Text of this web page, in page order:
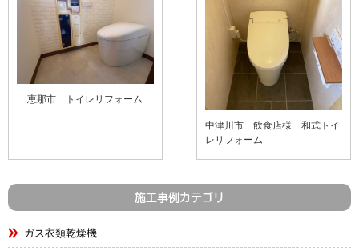
恵那市 トイレリフォーム
中津川市 飲食店様 和式トイ
レリフォーム
施工事例カテゴリ
ガス衣類乾燥機